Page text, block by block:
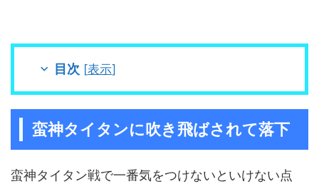
目次 [表示]
蛮神タイタンに吹き飛ばされて落下
蛮神タイタン戦で一番気をつけないといけない点